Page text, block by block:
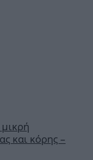
και κόρης –